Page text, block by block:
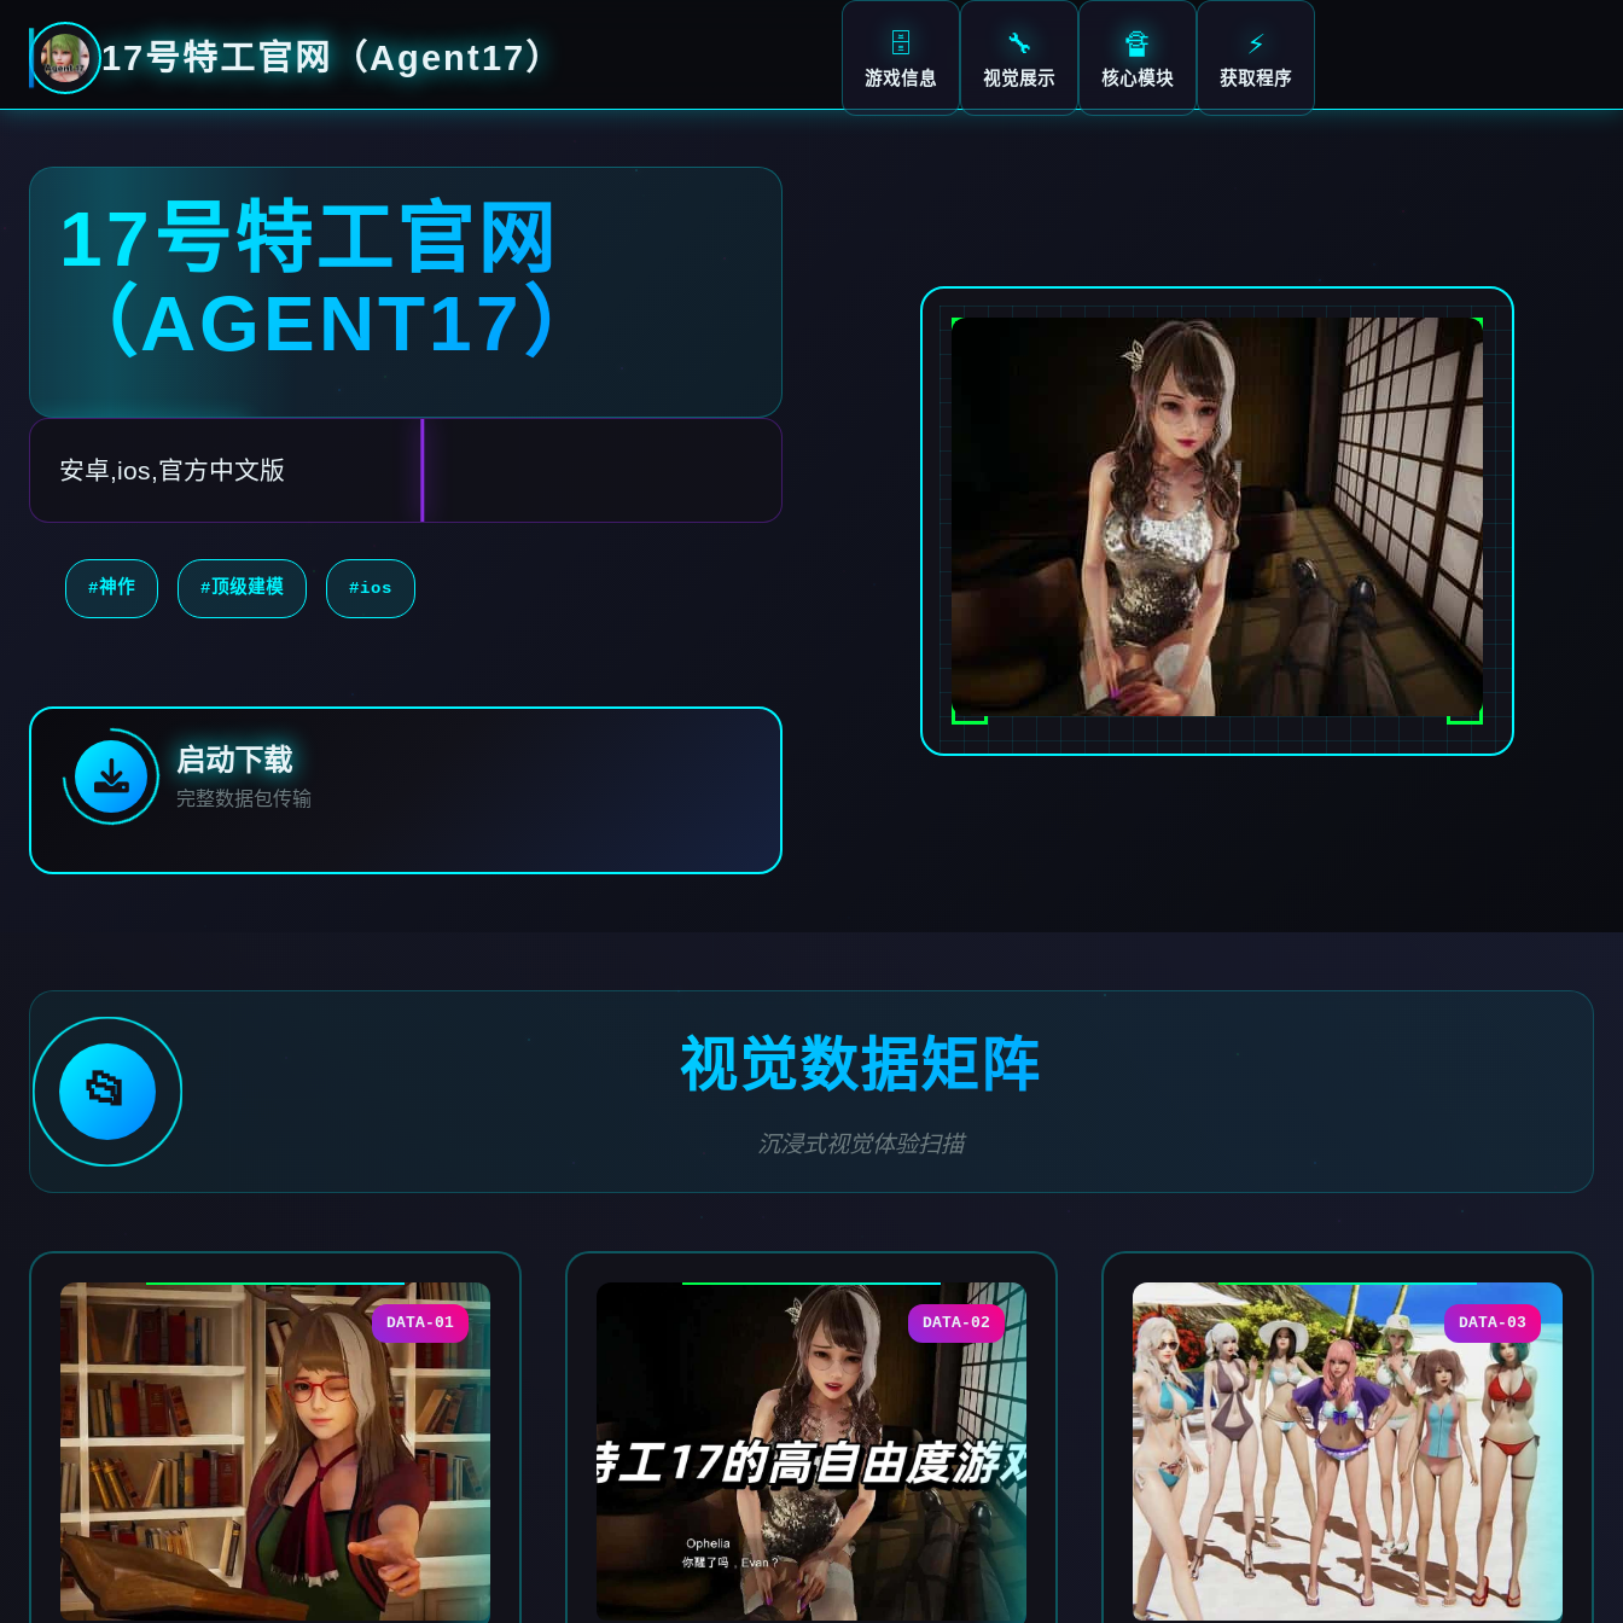
17号特工官网（Agent17） 🗄️
游戏信息
🔧
视觉展示
🔏
核心模块
⚡
获取程序
17号特工官网
（AGENT17）
安卓,ios,官方中文版
#神作 #顶级建模 #ios
启动下载
完整数据包传输
📂 视觉数据矩阵
沉浸式视觉体验扫描
DATA-01 DATA-02 DATA-03